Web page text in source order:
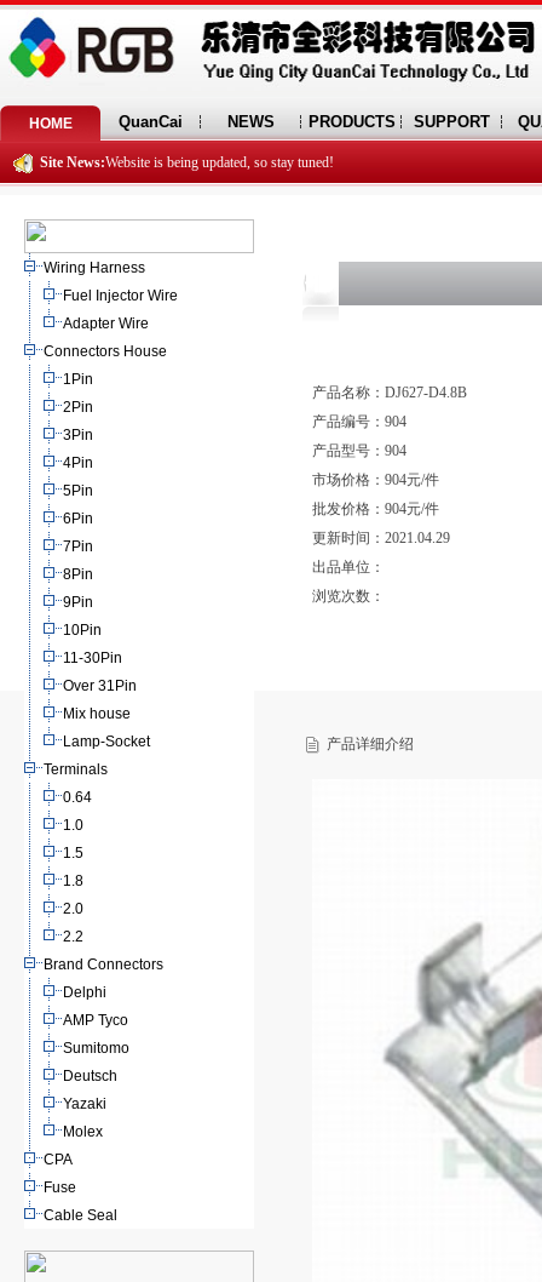
HOME QuanCai NEWS PRODUCTS SUPPORT
Site News:Website is being updated, so stay tuned!
Wiring Harness
Fuel Injector Wire
Adapter Wire
Connectors House
1Pin
2Pin
3Pin
4Pin
5Pin
6Pin
7Pin
8Pin
9Pin
10Pin
11-30Pin
Over 31Pin
Mix house
Lamp-Socket
Terminals
0.64
1.0
1.5
1.8
2.0
2.2
Brand Connectors
Delphi
AMP Tyco
Sumitomo
Deutsch
Yazaki
Molex
CPA
Fuse
Cable Seal
产品名称：DJ627-D4.8B
产品编号：904
产品型号：904
市场价格：904元/件
批发价格：904元/件
更新时间：2021.04.29
出品单位：
浏览次数：
产品详细介绍